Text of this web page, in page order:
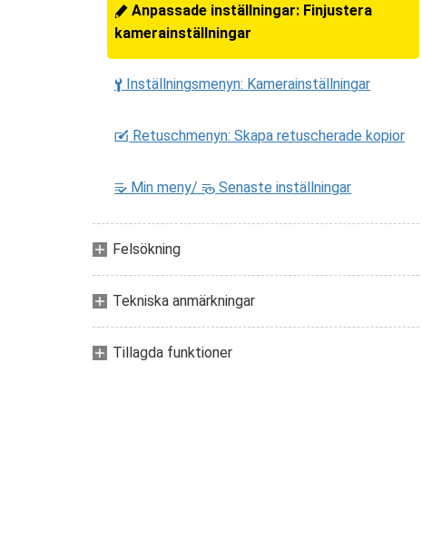
A Anpassade inställningar: Finjustera
kamerainställningar
B Inställningsmenyn: Kamerainställningar
N Retuschmenyn: Skapa retuscherade kopior
O Min meny/ m Senaste inställningar
Felsökning
Tekniska anmärkningar
Tillagda funktioner